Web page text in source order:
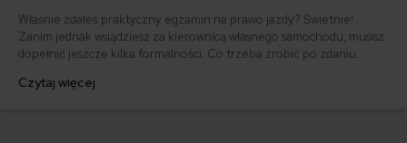
Właśnie zdałeś praktyczny egzamin na prawo jazdy? Świetnie!
Zanim jednak wsiądziesz za kierownicą własnego samochodu, musisz
dopełnić jeszcze kilka formalności. Co trzeba zrobić po zdaniu
którym szybko załatwisz sprawy urzędowe i będziesz mógł prowadzić
Czytaj więcej